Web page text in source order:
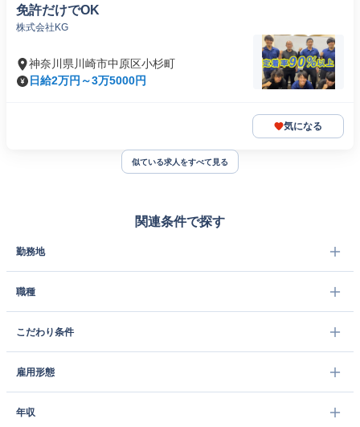
免許だけでOK
株式会社KG
神奈川県川崎市中原区小杉町
日給2万円～3万5000円
気になる
似ている求人をすべて見る
関連条件で探す
勤務地
職種
こだわり条件
雇用形態
年収